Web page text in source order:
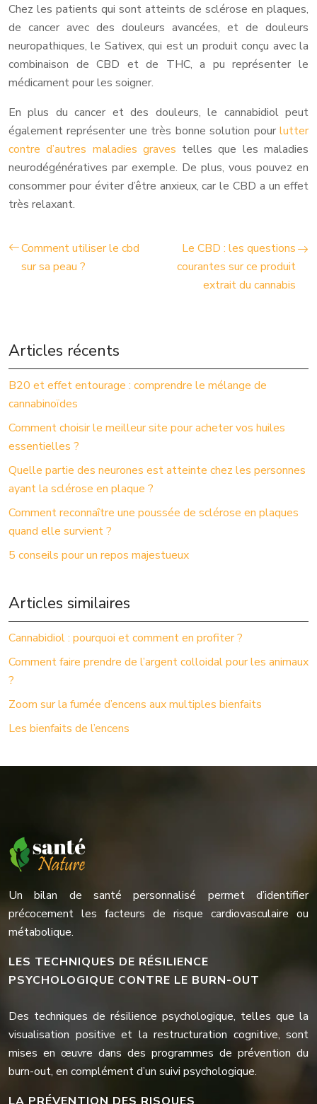
Chez les patients qui sont atteints de sclérose en plaques,
de cancer avec des douleurs avancées, et de douleurs
neuropathiques, le Sativex, qui est un produit conçu avec la
combinaison de CBD et de THC, a pu représenter le
médicament pour les soigner.
En plus du cancer et des douleurs, le cannabidiol peut
également représenter une très bonne solution pour lutter
contre d’autres maladies graves telles que les maladies
neurodégénératives par exemple. De plus, vous pouvez en
consommer pour éviter d’être anxieux, car le CBD a un effet
très relaxant.
Comment utiliser le cbd
sur sa peau ?
Le CBD : les questions
courantes sur ce produit
extrait du cannabis
Articles récents
B20 et effet entourage : comprendre le mélange de
cannabinoïdes
Comment choisir le meilleur site pour acheter vos huiles
essentielles ?
Quelle partie des neurones est atteinte chez les personnes
ayant la sclérose en plaque ?
Comment reconnaître une poussée de sclérose en plaques
quand elle survient ?
5 conseils pour un repos majestueux
Articles similaires
Cannabidiol : pourquoi et comment en profiter ?
Comment faire prendre de l’argent colloidal pour les animaux
?
Zoom sur la fumée d’encens aux multiples bienfaits
Les bienfaits de l’encens
Un bilan de santé personnalisé permet d’identifier
précocement les facteurs de risque cardiovasculaire ou
métabolique.
LES TECHNIQUES DE RÉSILIENCE
PSYCHOLOGIQUE CONTRE LE BURN-OUT
Des techniques de résilience psychologique, telles que la
visualisation positive et la restructuration cognitive, sont
mises en œuvre dans des programmes de prévention du
burn-out, en complément d’un suivi psychologique.